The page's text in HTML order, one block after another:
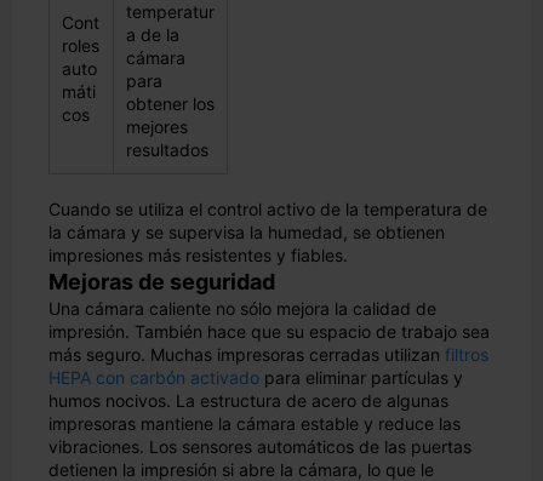
Cont
roles
auto
máti
cos
temperatur
a de la
cámara
para
obtener los
mejores
resultados
Cuando se utiliza el control activo de la temperatura de
la cámara y se supervisa la humedad, se obtienen
impresiones más resistentes y fiables.
Mejoras de seguridad
Una cámara caliente no sólo mejora la calidad de
impresión. También hace que su espacio de trabajo sea
más seguro. Muchas impresoras cerradas utilizan filtros
HEPA con carbón activado para eliminar partículas y
humos nocivos. La estructura de acero de algunas
impresoras mantiene la cámara estable y reduce las
vibraciones. Los sensores automáticos de las puertas
detienen la impresión si abre la cámara, lo que le